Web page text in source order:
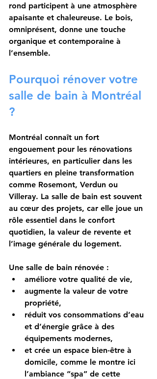
rond participent à une atmosphère
apaisante et chaleureuse. Le bois,
omniprésent, donne une touche
organique et contemporaine à
l’ensemble.
Pourquoi rénover votre
salle de bain à Montréal
?
Montréal connaît un fort
engouement pour les rénovations
intérieures, en particulier dans les
quartiers en pleine transformation
comme Rosemont, Verdun ou
Villeray. La salle de bain est souvent
au cœur des projets, car elle joue un
rôle essentiel dans le confort
quotidien, la valeur de revente et
l’image générale du logement.
Une salle de bain rénovée :
améliore votre qualité de vie,
augmente la valeur de votre
propriété,
réduit vos consommations d’eau
et d’énergie grâce à des
équipements modernes,
et crée un espace bien-être à
domicile, comme le montre ici
l’ambiance “spa” de cette